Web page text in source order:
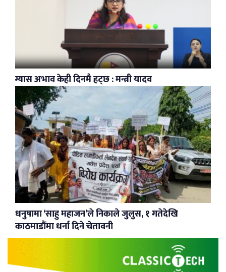
ग्यास अभाव केही दिनमै हट्छ : मन्त्री यादव
धनुषामा ‘साहु महाजन’ले निकाले जुलुस, १ गतेदेखि
काठमाडौंमा धर्ना दिने चेतावनी